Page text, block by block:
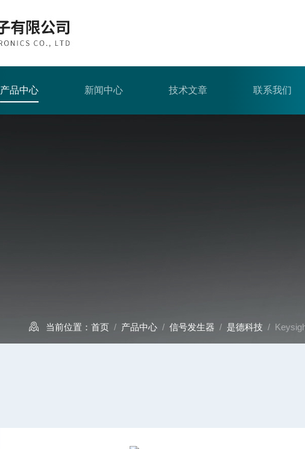
产品中心 新闻中心 技术文章 联系我们
当前位置： 首页 / 产品中心 / 信号发生器 / 是德科技 /